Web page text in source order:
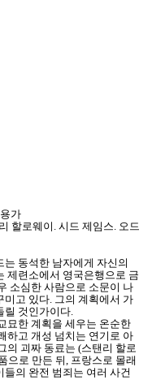
가
할로웨이. 시드 제임스. 오드
동석한 남자에게 자신의
제련소에서 영국은행으로 금
소심한 사람으로 소문이 나
고 있다. 그의 계획에서 가
것인가이다.
묘한 계획을 세우는 온순한
하고 개성 넘치는 연기로 아
의 괴짜 동료는 (스탠리 할로
으로 만든 뒤, 프랑스로 몰래
의 완전 범죄는 여러 사건